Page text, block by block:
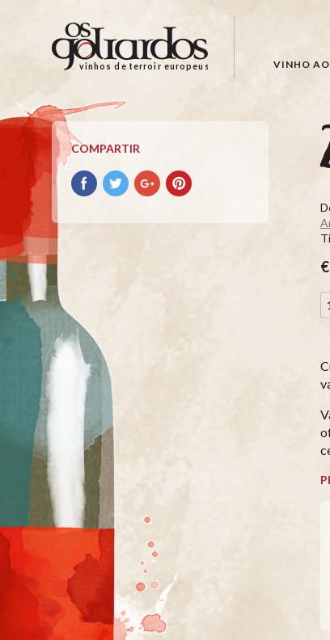
Os
Goliardos
Vinhos
de
Terroir
Europeus
vinhos de terroir europeus VINHO
COMPARTIR
Compartir
con
Compartir
con
Compartir
con
Compartir
con